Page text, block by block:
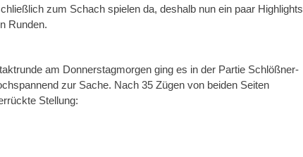
zum Schach spielen da, deshalb nun ein paar Highlights
Runden.
am Donnerstagmorgen ging es in der Partie Schlößner-
zur Sache. Nach 35 Zügen von beiden Seiten
Stellung: